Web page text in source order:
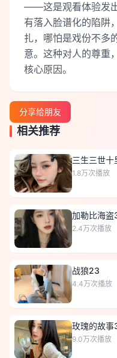
——这是观看体验发
有落入脸谱化的陷阱
扎，哪怕是戏份不多
意。这种对人的尊重
核心原因。
分享给朋友
相关推荐
三生三世十
1.8万次播放
加勒比海盗
2.4万次播放
战狼23
4.4万次播放
玫瑰的故事
9.0万次播放